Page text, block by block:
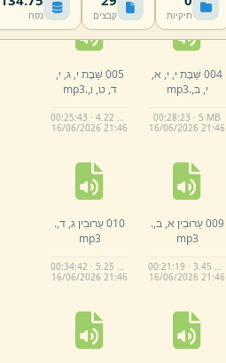
תיקיות קבצים נפח
004 שַׁבָּת י, י, א,
י, ב,.
mp3
00:28:23 · 5 MB
16/06/2026 21:46
005 שַׁבָּת י, ג, י,
ד, ט, ו,.
mp3
00:25:43 · 4.22 MB
16/06/2026 21:46
009 עֵרוּבִין א, ב,.
mp3
00:21:19 · 3.45 MB
16/06/2026 21:46
010 עֵרוּבִין ג, ד,.
mp3
00:34:42 · 5.25 MB
16/06/2026 21:46